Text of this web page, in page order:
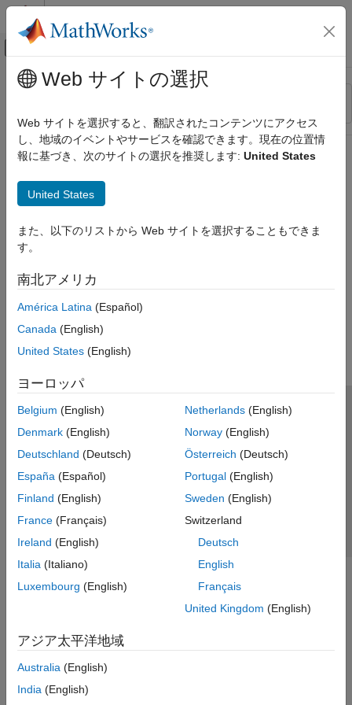
コンテンツへスキップ
オフキャンバス ナビゲーション メ
リソース
ステータス
メインコンテンツ
Web サイトの選択
Web サイトを選択すると、翻訳されたコンテンツにアクセス
し、地域のイベントやサービスを確認できます。現在の位置情
報に基づき、次のサイトの選択を推奨します: United States
United States
また、以下のリストから Web サイトを選択することもできま
す。
南北アメリカ
América Latina (Español)
Canada (English)
United States (English)
ヨーロッパ
Belgium (English)
Denmark (English)
Deutschland (Deutsch)
España (Español)
Finland (English)
France (Français)
Ireland (English)
Italia (Italiano)
Luxembourg (English)
Netherlands(English)
Norway(English)
Österreich (Deutsch)
Portugal(English)
Sweden (English)
Switzerland
Deutsch
English
Français
United Kingdom (English)
アジア太平洋地域
Australia (English)
India (English)
トラストセンター
プライバシー ポリシー
違法コピー防止
アプリケーション ステータス
© 1994-2026 The MathWorks, Inc.